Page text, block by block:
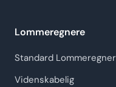
Lommeregnere
Standard Lommeregner
Videnskabelig